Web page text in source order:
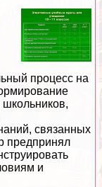
процесс на
связанных
предпринял
и